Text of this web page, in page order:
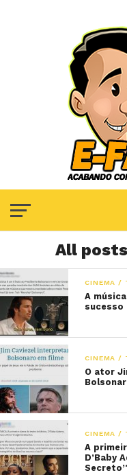
All
CINEMA /
A
sucesso
CINEMA /
O ator
CINEMA /
A
D’Baby